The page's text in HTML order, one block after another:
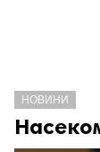
НОВИНИ